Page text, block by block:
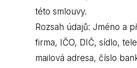
této smlouvy.
Rozsah údajů: Jméno a
firma, IČO, DIČ, sídlo,
mailová adresa, číslo